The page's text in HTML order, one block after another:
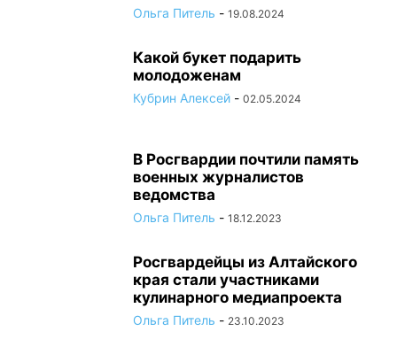
Ольга Питель - 19.08.2024
Какой букет подарить
молодоженам
Кубрин Алексей - 02.05.2024
В Росгвардии почтили память
военных журналистов
ведомства
Ольга Питель - 18.12.2023
Росгвардейцы из Алтайского
края стали участниками
кулинарного медиапроекта
Ольга Питель - 23.10.2023